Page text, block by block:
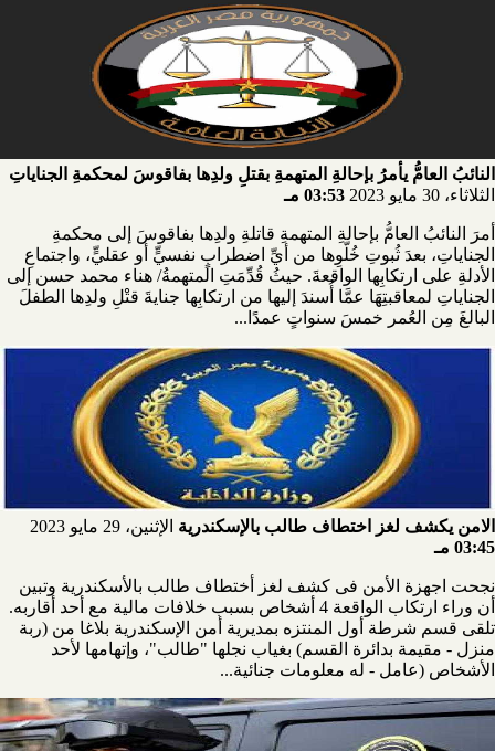
النائبُ العامُّ يأمرُ بإحالةِ المتهمةِ بقتلِ ولدِها بفاقوسَ لمحكمةِ الجناياتِ
الثلاثاء، 30 مايو 2023
03:53 مـ
أمرَ النائبُ العامُّ بإحالةِ المتهمةِ قاتلةِ ولدِها بفاقوسَ إلى محكمةِ
الجناياتِ، بعدَ ثُبوتِ خُلّوِها من أيِّ اضطرابٍ نفسيٍّ أو عقليٍّ، واجتماعِ
الأدلةِ على ارتكابِها الواقعةَ. حيثُ قُدِّمَتِ المتهمةُ/ هناء محمد حسن إلى
الجناياتِ لمعاقبتِهَا عمَّا أُسندَ إليها من ارتكابِها جنايةَ قتْلِ ولدِها الطفلَ
البالغَ مِن العُمر خمسَ سنواتٍ عمدًا...
الامن يكشف لغز اختطاف طالب بالإسكندرية الإثنين، 29 مايو 2023
03:45 مـ
نجحت اجهزة الأمن فى كشف لغز أختطاف طالب بالأسكندرية وتبين
أن وراء ارتكاب الواقعة 4 أشخاص بسبب خلافات مالية مع أحد أقاربه.
تلقى قسم شرطة أول المنتزه بمديرية أمن الإسكندرية بلاغا من (ربة
منزل - مقيمة بدائرة القسم) بغياب نجلها "طالب"، وإتهامها لأحد
الأشخاص (عامل - له معلومات جنائية...